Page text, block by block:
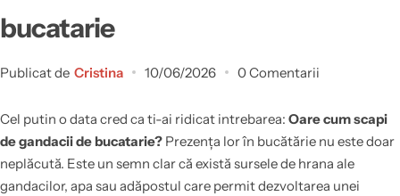
bucatarie
Publicat de Cristina 10/06/2026 0 Comentarii
Cel putin o data cred ca ti-ai ridicat intrebarea: Oare cum scapi
de gandacii de bucatarie? Prezența lor în bucătărie nu este doar
neplăcută. Este un semn clar că există sursele de hrana ale
gandacilor, apa sau adăpostul care permit dezvoltarea unei